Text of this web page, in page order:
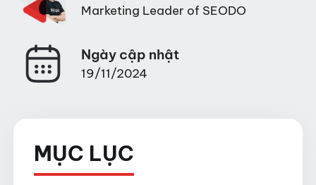
Marketing Leader of SEODO
Ngày cập nhật
19/11/2024
MỤC LỤC